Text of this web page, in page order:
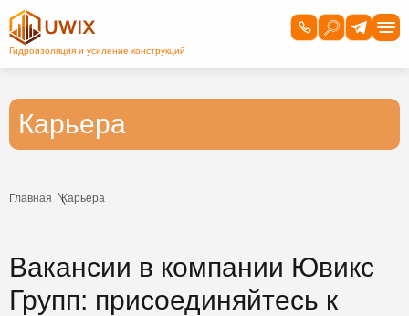
Карьера
Главная Карьера
Вакансии в компании Ювикс
Групп: присоединяйтесь к